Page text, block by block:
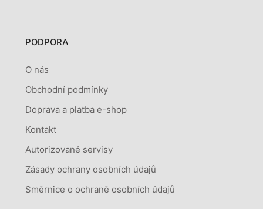
PODPORA
O nás
Obchodní podmínky
Doprava a platba e-shop
Kontakt
Autorizované servisy
Zásady ochrany osobních údajů
Směrnice o ochraně osobních údajů